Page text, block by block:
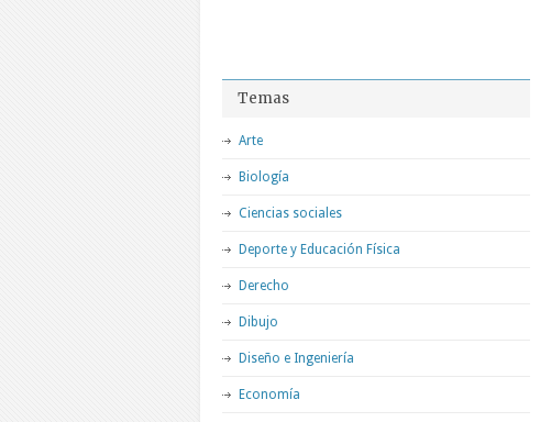
Temas
Arte
Biología
Ciencias sociales
Deporte y Educación Física
Derecho
Dibujo
Diseño e Ingeniería
Economía